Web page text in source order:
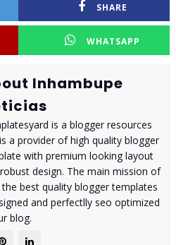
SHARE
WHATSAPP
Inhambupe
is a blogger resources
a provider of high quality blogger
with premium looking layout
design. The main mission of
best quality blogger templates
and perfectlly seo optimized
blog.